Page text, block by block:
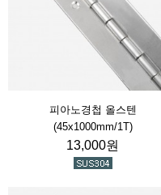
피아노경첩 올스텐
(45x1000mm/1T)
13,000원